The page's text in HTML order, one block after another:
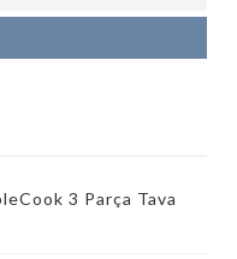
3 Parça Tava